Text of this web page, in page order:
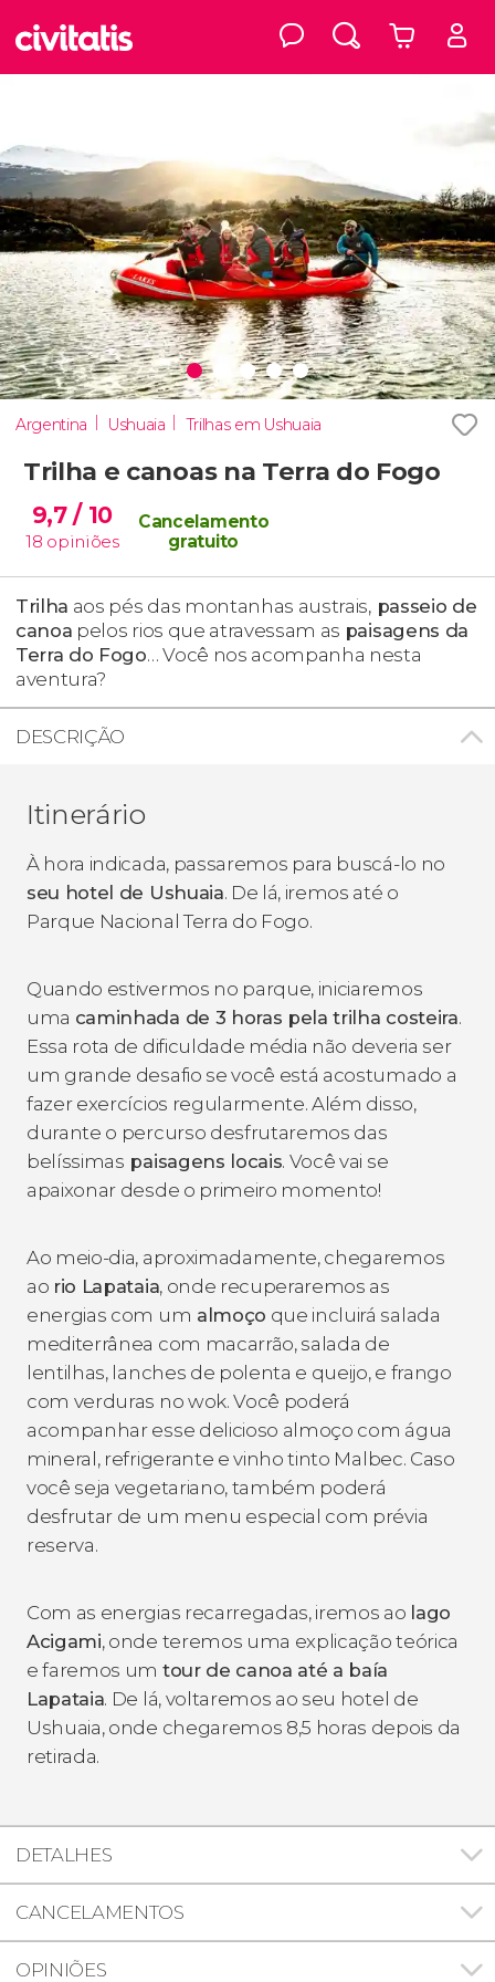
Argentina Ushuaia Trilhas em Ushuaia
Trilha e canoas na Terra do Fogo
9,7/ 10
18 opiniões
Cancelamento
gratuito
Trilha aos pés das montanhas austrais,passeio de
canoa pelos rios que atravessam as paisagens da
Terra do Fogo… Você nos acompanha nesta
aventura?
DESCRIÇÃO
Itinerário
À hora indicada, passaremos para buscá-lo no
seu hotel de Ushuaia. De lá, iremos até o
Parque Nacional Terra do Fogo.
Quando estivermos no parque, iniciaremos
uma caminhada de 3 horas pela trilha costeira.
Essa rota de dificuldade média não deveria ser
um grande desafio se você está acostumado a
fazer exercícios regularmente. Além disso,
durante o percurso desfrutaremos das
belíssimas paisagens locais. Você vai se
apaixonar desde o primeiro momento!
Ao meio-dia, aproximadamente, chegaremos
ao rio Lapataia, onde recuperaremos as
energias com um almoço que incluirá salada
mediterrânea com macarrão, salada de
lentilhas, lanches de polenta e queijo, e frango
com verduras no wok. Você poderá
acompanhar esse delicioso almoço com água
mineral, refrigerante e vinho tinto Malbec. Caso
você seja vegetariano, também poderá
desfrutar de um menu especial com prévia
reserva.
Com as energias recarregadas, iremos ao lago
Acigami, onde teremos uma explicação teórica
e faremos um tour de canoa até a baía
Lapataia. De lá, voltaremos ao seu hotel de
Ushuaia, onde chegaremos 8,5 horas depois da
retirada.
DETALHES
CANCELAMENTOS
OPINIÕES